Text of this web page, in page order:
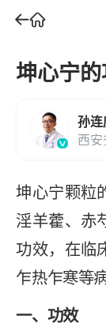
坤心宁
孙连
西
坤心宁颗粒
淫羊藿、赤
功效，在临
乍热乍寒等
一、功效